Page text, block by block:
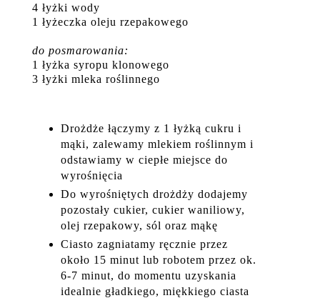
4 łyżki wody
1 łyżeczka oleju rzepakowego
do posmarowania:
1 łyżka syropu klonowego
3 łyżki mleka roślinnego
Drożdże łączymy z 1 łyżką cukru i
mąki, zalewamy mlekiem roślinnym i
odstawiamy w ciepłe miejsce do
wyrośnięcia
Do wyrośniętych drożdży dodajemy
pozostały cukier, cukier waniliowy,
olej rzepakowy, sól oraz mąkę
Ciasto zagniatamy ręcznie przez
około 15 minut lub robotem przez ok.
6-7 minut, do momentu uzyskania
idealnie gładkiego, miękkiego ciasta